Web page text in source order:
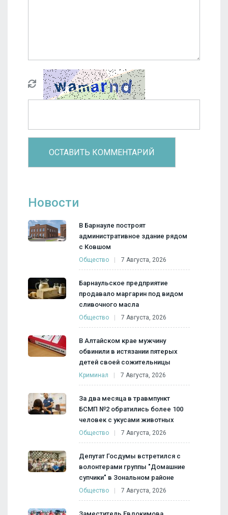
Новости
В Барнауле построят
административное здание рядом
с Ковшом
Общество 7 Августа, 2026
Барнаульское предприятие
продавало маргарин под видом
сливочного масла
Общество 7 Августа, 2026
В Алтайском крае мужчину
обвинили в истязании пятерых
детей своей сожительницы
Криминал 7 Августа, 2026
За два месяца в травмпункт
БСМП №2 обратились более 100
человек с укусами животных
Общество 7 Августа, 2026
Депутат Госдумы встретился с
волонтерами группы "Домашние
супчики" в Зональном районе
Общество 7 Августа, 2026